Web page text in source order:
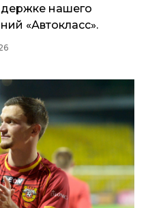
нашего
«Автокласс».